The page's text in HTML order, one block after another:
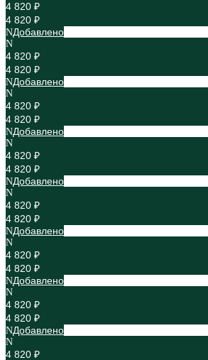
4 820 ₽
4 820 ₽
Добавлено
4 820 ₽
4 820 ₽
Добавлено
4 820 ₽
4 820 ₽
Добавлено
4 820 ₽
4 820 ₽
Добавлено
4 820 ₽
4 820 ₽
Добавлено
4 820 ₽
4 820 ₽
Добавлено
4 820 ₽
4 820 ₽
Добавлено
4 820 ₽